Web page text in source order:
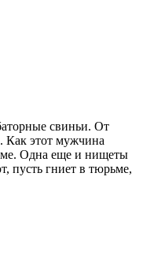
свиньи. От
Как этот мужчина
Одна еще и нищеты
пусть гниет в тюрьме,